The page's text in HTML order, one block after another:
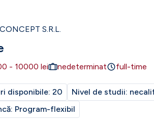
S.R.L.
- 10000 lei nedeterminat full-time
disponibile: 20 Nivel de studii:
Program-flexibil